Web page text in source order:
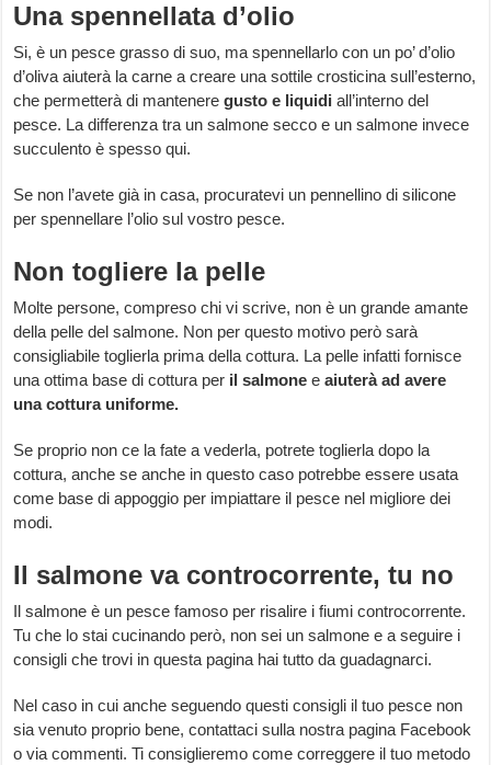
Una spennellata d’olio
Si, è un pesce grasso di suo, ma spennellarlo con un po’ d’olio
d’oliva aiuterà la carne a creare una sottile crosticina sull’esterno,
che permetterà di manteneregusto e liquidiall’interno del
pesce. La differenza tra un salmone secco e un salmone invece
succulento è spesso qui.
Se non l’avete già in casa, procuratevi un pennellino di silicone
per spennellare l’olio sul vostro pesce.
Non togliere la pelle
Molte persone, compreso chi vi scrive, non è un grande amante
della pelle del salmone. Non per questo motivo però sarà
consigliabile toglierla prima della cottura. La pelle infatti fornisce
una ottima base di cottura per il salmoneeaiuterà ad avere
una cottura uniforme.
Se proprio non ce la fate a vederla, potrete toglierla dopo la
cottura, anche se anche in questo caso potrebbe essere usata
come base di appoggio per impiattare il pesce nel migliore dei
modi.
Il salmone va controcorrente, tu no
Il salmone è un pesce famoso per risalire i fiumi controcorrente.
Tu che lo stai cucinando però, non sei un salmone e a seguire i
consigli che trovi in questa pagina hai tutto da guadagnarci.
Nel caso in cui anche seguendo questi consigli il tuo pesce non
sia venuto proprio bene, contattaci sulla nostra pagina Facebook
o via commenti. Ti consiglieremo come correggere il tuo metodo